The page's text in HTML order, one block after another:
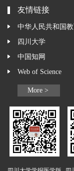
友情链接
中华人民共和国
四川大学
中国知网
Web of Science
More >